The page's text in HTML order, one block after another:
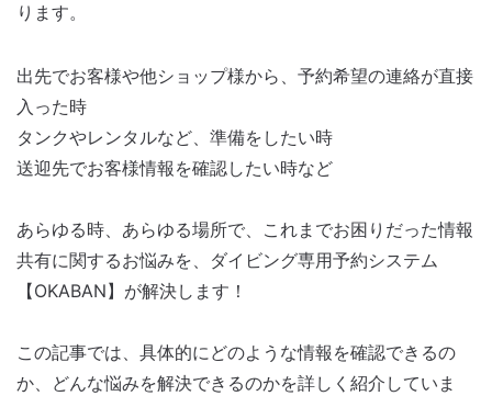
ります。
出先でお客様や他ショップ様から、予約希望の連絡が直接
入った時
タンクやレンタルなど、準備をしたい時
送迎先でお客様情報を確認したい時など
あらゆる時、あらゆる場所で、これまでお困りだった情報
共有に関するお悩みを、ダイビング専用予約システム
【OKABAN】が解決します！
この記事では、具体的にどのような情報を確認できるの
か、どんな悩みを解決できるのかを詳しく紹介していま